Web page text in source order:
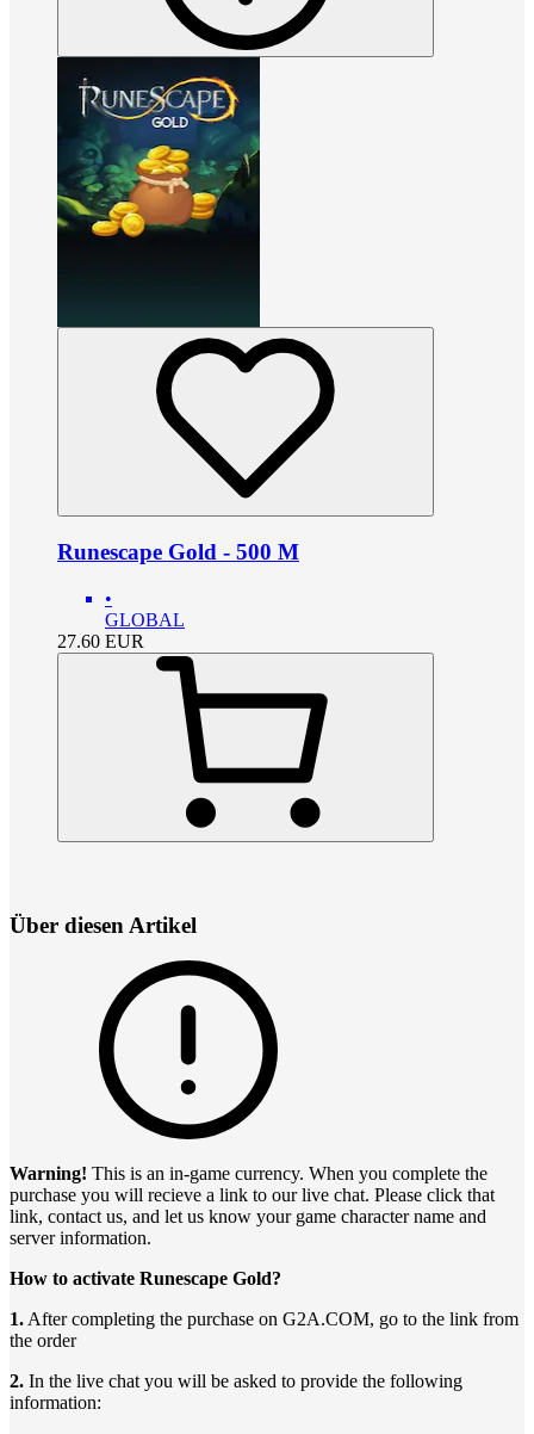
Runescape Gold - 500 M
•
GLOBAL
27.60 EUR
Über diesen Artikel
Warning! This is an in-game currency. When you complete the
purchase you will recieve a link to our live chat. Please click that
link, contact us, and let us know your game character name and
server information.
How to activate Runescape Gold?
1. After completing the purchase on G2A.COM, go to the link from
the order
2. In the live chat you will be asked to provide the following
information: